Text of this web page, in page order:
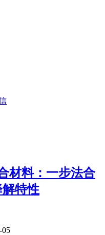
材料：一步法合
特性
05